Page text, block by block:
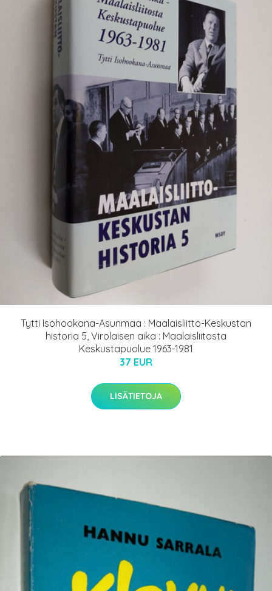
Tytti Isohookana-Asunmaa : Maalaisliitto-Keskustan
historia 5, Virolaisen aika : Maalaisliitosta
Keskustapuolue 1963-1981
37 EUR
LISÄTIETOJA